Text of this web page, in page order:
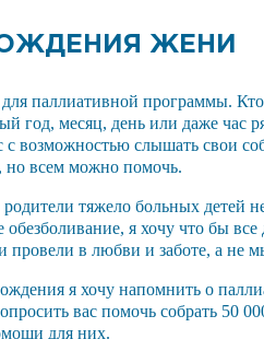
ЖЕНИ
паллиативной программы. Кто
год, месяц, день или даже час
с возможностью слышать свои
но всем можно помочь.
тяжело больных детей
обезболивание, я хочу что бы
провели в любви и заботе, а не
я хочу напомнить о
вас помочь собрать 50
для них.